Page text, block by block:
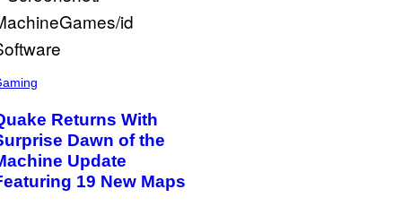
Returns With
Dawn of the
Update
19 New Maps